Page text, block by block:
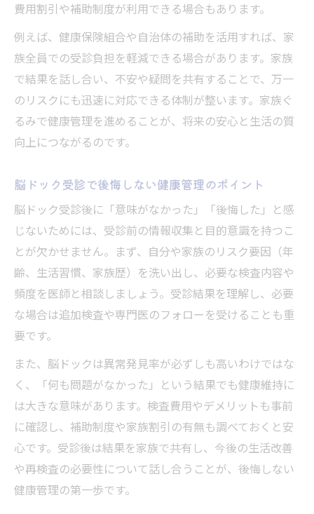
脳ドックの費用を補助や割引で抑える方法
脳ドックは健康診断や会社補助で安くなる
か解説
家族で利用できる脳ドックの費用軽減制度
を紹介
脳ドック費用負担を減らす健康保険や家族
割の活用
脳ドックのデメリットと安心できる選択肢
脳ドックのデメリットを理解して安心受診
を目指す
脳ドックに意味がないと感じる理由と対策
脳ドックで後悔しないためのデメリット整
理
家族の不安を減らす脳ドックの選び方と注
意点
費用割引や補助制度が利用できる場合もあります。
例えば、健康保険組合や自治体の補助を活用すれば、家
族全員での受診負担を軽減できる場合があります。家族
で結果を話し合い、不安や疑問を共有することで、万一
のリスクにも迅速に対応できる体制が整います。家族ぐ
るみで健康管理を進めることが、将来の安心と生活の質
向上につながるのです。
脳ドック受診で後悔しない健康管理のポイント
脳ドック受診後に「意味がなかった」「後悔した」と感
じないためには、受診前の情報収集と目的意識を持つこ
とが欠かせません。まず、自分や家族のリスク要因（年
齢、生活習慣、家族歴）を洗い出し、必要な検査内容や
頻度を医師と相談しましょう。受診結果を理解し、必要
な場合は追加検査や専門医のフォローを受けることも重
要です。
また、脳ドックは異常発見率が必ずしも高いわけではな
く、「何も問題がなかった」という結果でも健康維持に
は大きな意味があります。検査費用やデメリットも事前
に確認し、補助制度や家族割引の有無も調べておくと安
心です。受診後は結果を家族で共有し、今後の生活改善
や再検査の必要性について話し合うことが、後悔しない
健康管理の第一歩です。